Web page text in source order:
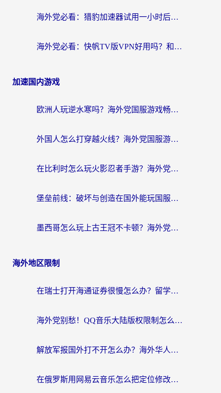
海外党必看：猎豹加速器试用一小时后，我终于找到无缝访问国内资源的正确姿势
海外党必看：快帆TV版VPN好用吗？和畅游VPN对比哪个回国效果更好？附实用选择指南
加速国内游戏
欧洲人玩逆水寒吗？海外党国服游戏畅玩终极指南（附低延迟秘籍）
外国人怎么打穿越火线？海外党国服游戏加速器终极攻略（附3大热门游戏解决方案）
在比利时怎么玩火影忍者手游？海外党亲测有效的国服游戏加速指南
堡垒前线：破坏与创造在国外能玩国服吗？海外玩家国服畅玩终极指南
墨西哥怎么玩上古王冠不卡顿？海外党国服游戏加速器选择全攻略
海外地区限制
在瑞士打开海通证券很慢怎么办？留学生&海外华人的回国加速全攻略
海外党别愁！QQ音乐大陆版权限制怎么破？附咪咕视频、B站地区限制解除全攻略
解放军报国外打不开怎么办？海外华人必备回国加速指南，看奥运拳击、听酷狗音乐全搞定
在俄罗斯用网易云音乐怎么把定位修改到中国国内？海外党听歌自由的钥匙找到了